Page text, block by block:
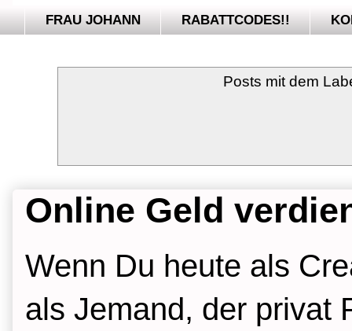
FRAU JOHANN RABATTCODES!!
Posts mit dem
Online Geld
Wenn Du heute als
als Jemand, der privat